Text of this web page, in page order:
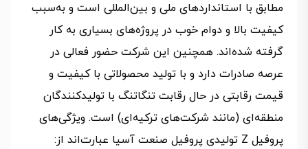
مطابق با استانداردهای ملی و بین‌المللی است و به‌سبب
کیفیت بالا و دوام خوب در پروژه‌های بسیاری به کار
گرفته شده‌اند. همچنین این شرکت حضور فعالی در
عرصه صادرات دارد و با تولید محصولاتی با کیفیت و
قیمت رقابتی در حال رقابت تنگاتنگ با تولیدکنندگان
منطقه‌ای (مانند شرکت‌های ترکیه‌ای) است. ویژگی‌های
پروفیل Z تولیدی پروفیل صنعت آسیا عبارت‌اند از: